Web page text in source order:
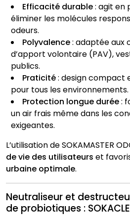
Efficacité durable: agit en
éliminer les molécules
odeurs.
Polyvalence: adaptée aux
d’apport volontaire (PAV),
publics.
Praticité: design compact
pour tous les environnements.
Protection longue durée:
un air frais même dans les
exigeantes.
L’utilisation de SOKAMASTER
de vie des utilisateurs et
urbaine optimale.
Neutraliseur et
de probiotiques :